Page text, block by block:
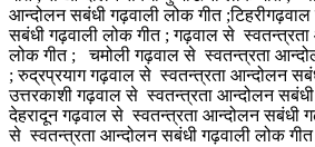
आन्दोलन सबंधी गढ़वाली लोक गीत
सबंधी गढ़वाली लोक गीत ; गढ़वाल से
लोक गीत ; चमोली गढ़वाल से स्वतन्त्रता
; रुद्रप्रयाग गढ़वाल से स्वतन्त्रता आन्दोलन
उत्तरकाशी गढ़वाल से स्वतन्त्रता आन्दोलन
देहरादून गढ़वाल से स्वतन्त्रता आन्दोलन सबंधी
से स्वतन्त्रता आन्दोलन सबंधी गढ़वाली लोक